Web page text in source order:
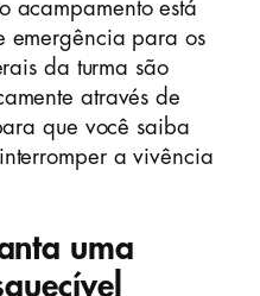
acampamento está
emergência para os
da turma são
através de
que você saiba
a vivência
uma